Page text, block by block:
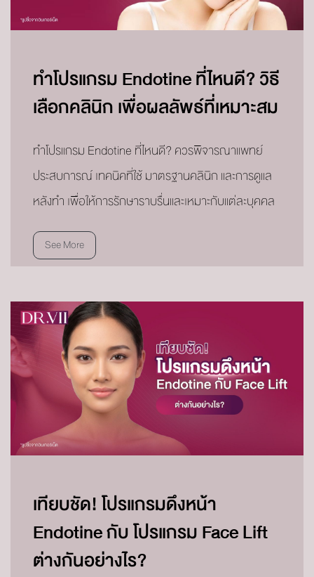
ทำโปรแกรม Endotine ที่ไหนดี? วิธี
เลือกคลินิก เพื่อผลลัพธ์ที่เหมาะสม
ทำโปรแกรม Endotine ที่ไหนดี? ควรพิจารณาแพทย์
ประสบการณ์ เทคนิคที่ใช้ มาตรฐานคลินิก และการดูแล
หลังทำ เพื่อให้การรักษาราบรื่นและเหมาะกับแต่ละบุคคล
See More
เทียบชัด! โปรแกรมดึงหน้า
Endotine กับ โปรแกรม Face Lift
ต่างกันอย่างไร?